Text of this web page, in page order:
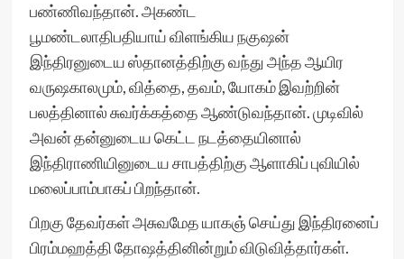
பண்ணிவந்தான். அகண்ட
பூமண்டலாதிபதியாய் விளங்கிய நகுஷன்
இந்திரனுடைய ஸ்தானத்திற்கு வந்து அந்த ஆயிர
வருஷகாலமும், வித்தை, தவம், யோகம் இவற்றின்
பலத்தினால் சுவர்க்கத்தை ஆண்டுவந்தான். முடிவில்
அவன் தன்னுடைய கெட்ட நடத்தையினால்
இந்திராணியினுடைய சாபத்திற்கு ஆளாகிப் புவியில்
மலைப்பாம்பாகப் பிறந்தான்.
பிறகு தேவர்கள் அசுவமேத யாகஞ் செய்து இந்திரனைப்
பிரம்மஹத்தி தோஷத்தினின்றும் விடுவித்தார்கள்.